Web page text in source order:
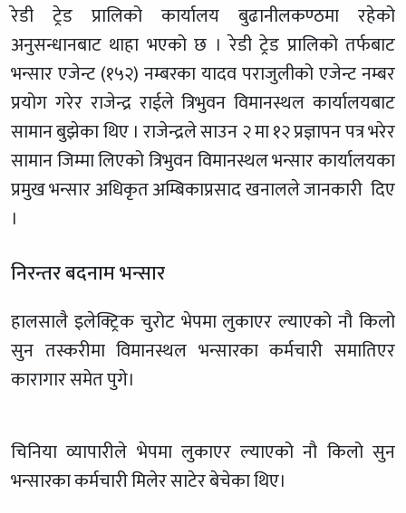
रेडी ट्रेड प्रालिको कार्यालय बुढानीलकण्ठमा रहेको
अनुसन्धानबाट थाहा भएको छ । रेडी ट्रेड प्रालिको तर्फबाट
भन्सार एजेन्ट (१५२) नम्बरका यादव पराजुलीको एजेन्ट नम्बर
प्रयोग गरेर राजेन्द्र राईले त्रिभुवन विमानस्थल कार्यालयबाट
सामान बुझेका थिए । राजेन्द्रले साउन २ मा १२ प्रज्ञापन पत्र भरेर
सामान जिम्मा लिएको त्रिभुवन विमानस्थल भन्सार कार्यालयका
प्रमुख भन्सार अधिकृत अम्बिकाप्रसाद खनालले जानकारी दिए
।
निरन्तर बदनाम भन्सार
हालसालै इलेक्ट्रिक चुरोट भेपमा लुकाएर ल्याएको नौ किलो
सुन तस्करीमा विमानस्थल भन्सारका कर्मचारी समातिएर
कारागार समेत पुगे।
चिनिया व्यापारीले भेपमा लुकाएर ल्याएको नौ किलो सुन
भन्सारका कर्मचारी मिलेर साटेर बेचेका थिए।